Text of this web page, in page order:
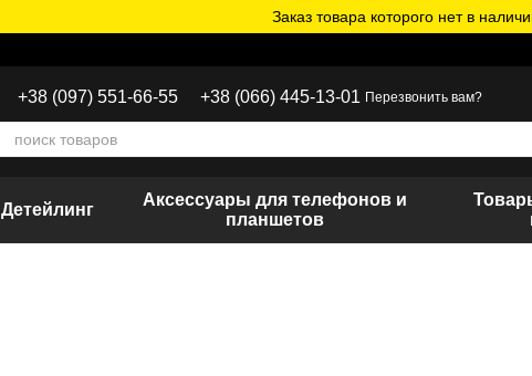
Заказ товара которого нет в
+38 (097) 551-66-55 +38 (066) 445-13-01 Перезвонить вам?
Детейлинг
Аксессуары для телефонов и
планшетов